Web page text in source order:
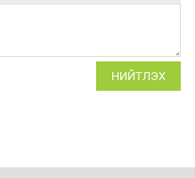
НИЙТЛЭХ